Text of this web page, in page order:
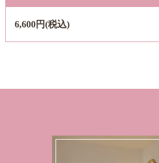
6,600円(税込)